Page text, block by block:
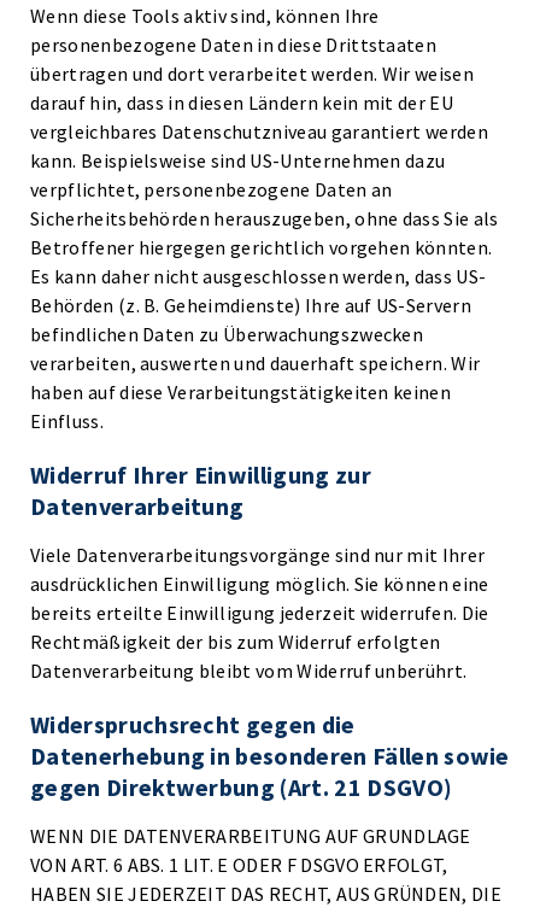
Wenn diese Tools aktiv sind, können Ihre
personenbezogene Daten in diese Drittstaaten
übertragen und dort verarbeitet werden. Wir weisen
darauf hin, dass in diesen Ländern kein mit der EU
vergleichbares Datenschutzniveau garantiert werden
kann. Beispielsweise sind US-Unternehmen dazu
verpflichtet, personenbezogene Daten an
Sicherheitsbehörden herauszugeben, ohne dass Sie als
Betroffener hiergegen gerichtlich vorgehen könnten.
Es kann daher nicht ausgeschlossen werden, dass US-
Behörden (z. B. Geheimdienste) Ihre auf US-Servern
befindlichen Daten zu Überwachungszwecken
verarbeiten, auswerten und dauerhaft speichern. Wir
haben auf diese Verarbeitungstätigkeiten keinen
Einfluss.
Widerruf Ihrer Einwilligung zur
Datenverarbeitung
Viele Datenverarbeitungsvorgänge sind nur mit Ihrer
ausdrücklichen Einwilligung möglich. Sie können eine
bereits erteilte Einwilligung jederzeit widerrufen. Die
Rechtmäßigkeit der bis zum Widerruf erfolgten
Datenverarbeitung bleibt vom Widerruf unberührt.
Widerspruchsrecht gegen die
Datenerhebung in besonderen Fällen sowie
gegen Direktwerbung (Art. 21 DSGVO)
WENN DIE DATENVERARBEITUNG AUF GRUNDLAGE
VON ART. 6 ABS. 1 LIT. E ODER F DSGVO ERFOLGT,
HABEN SIE JEDERZEIT DAS RECHT, AUS GRÜNDEN, DIE